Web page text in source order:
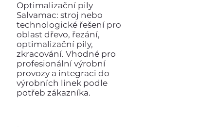
Optimalizační pily
Salvamac: stroj nebo
technologické řešení pro
oblast dřevo, řezání,
optimalizační pily,
zkracování. Vhodné pro
profesionální výrobní
provozy a integraci do
výrobních linek podle
potřeb zákazníka.